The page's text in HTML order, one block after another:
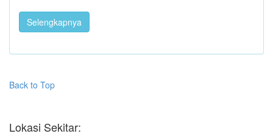
Selengkapnya
Back to Top
Lokasi Sekitar: